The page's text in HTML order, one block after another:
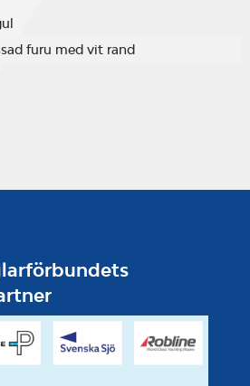
furu med vit rand